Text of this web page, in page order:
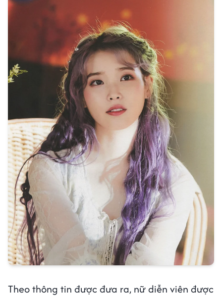
Theo thông tin được đưa ra, nữ diễn viên được